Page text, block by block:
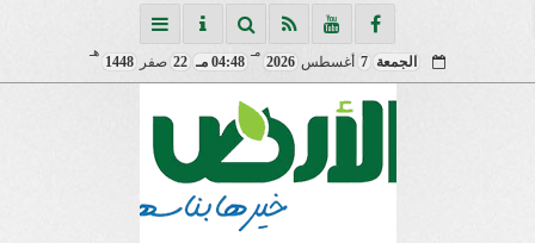
الجمعة 7 أغسطس 2026
مـ
04:48 مـ 22 صفر 1448
هـ